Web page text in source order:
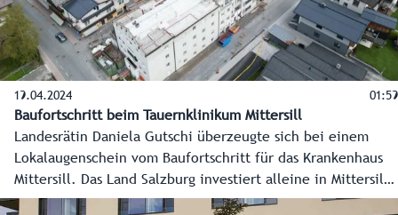
19.04.2024 01:59
Baufortschritt beim Tauernklinikum Mittersill
Landesrätin Daniela Gutschi überzeugte sich bei einem
Lokalaugenschein vom Baufortschritt für das Krankenhaus
Mittersill. Das Land Salzburg investiert alleine in Mittersill
rund 51 Millionen Euro in die Gesundheitsversorgung der